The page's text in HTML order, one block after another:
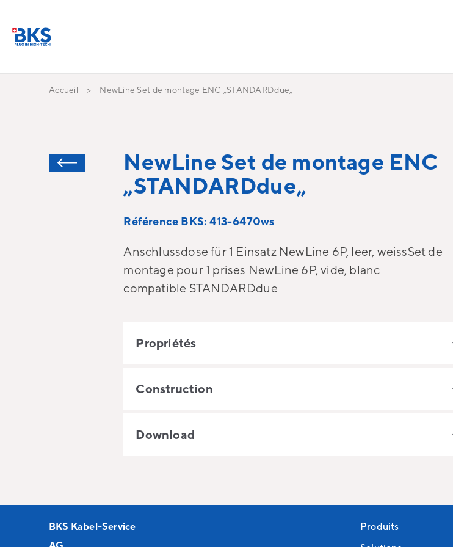
Accueil NewLine Set de montage ENC „STANDARDdue„
NewLine Set de montage ENC
„STANDARDdue„
Référence BKS: 413-6470ws
Anschlussdose für 1 Einsatz NewLine 6P, leer, weissSet de
montage pour 1 prises NewLine 6P, vide, blanc
compatible STANDARDdue
Propriétés
Construction
Download
BKS Kabel-Service
Produits